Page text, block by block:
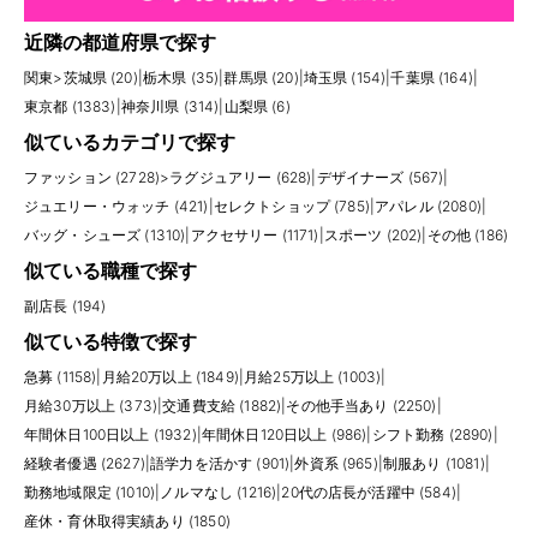
近隣の都道府県で探す
関東>茨城県 (20) 栃木県 (35) |群馬県 (20) 埼玉県 (154) |千葉県 (164)
東京都 (1383) 神奈川県 (314) 山梨県 (6)
似ているカテゴリで探す
ファッション (2728)>ラグジュアリー (628) デザイナーズ (567)
ジュエリー・ウォッチ (421) セレクトショップ (785) アパレル (2080)
バッグ・シューズ (1310) アクセサリー (1171) スポーツ (202) その他 (186)
似ている職種で探す
副店長 (194)
似ている特徴で探す
急募 (1158) 月給20万以上 (1849) 月給25万以上 (1003)
月給30万以上 (373) |交通費支給 (1882) その他手当あり (2250)
年間休日100日以上 (1932) 年間休日120日以上 (986) シフト勤務 (2890)
経験者優遇 (2627) |語学力を活かす (901) |外資系 (965) 制服あり (1081)
勤務地域限定 (1010) ノルマなし (1216) 20代の店長が活躍中 (584)
産休・育休取得実績あり (1850)